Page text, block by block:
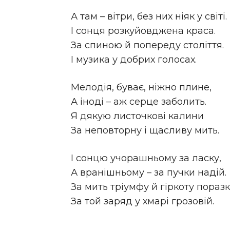
А там – вітри, без них ніяк у світі.
І сонця розкуйовджена краса.
За спиною й попереду століття.
І музика у добрих голосах.
Мелодія, буває, ніжно плине,
А іноді – аж серце заболить.
Я дякую листочкові калини
За неповторну і щасливу мить.
І сонцю учорашньому за ласку,
А вранішньому – за пучки надій.
За мить тріумфу й гіркоту
За той заряд у хмарі грозовій.